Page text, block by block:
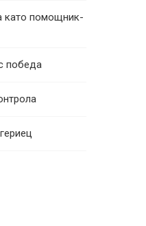
като помощник-
победа